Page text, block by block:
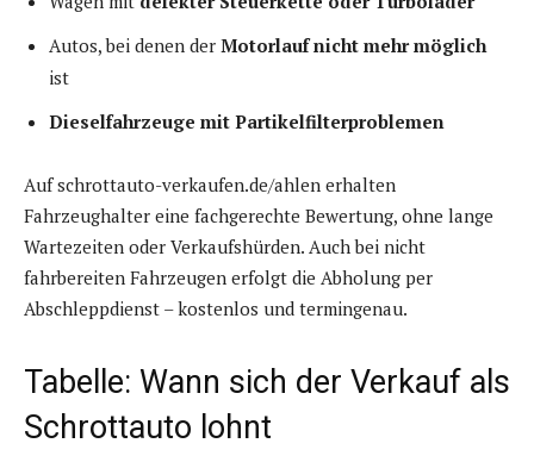
Autos, bei denen der Motorlauf nicht mehr möglich
ist
Dieselfahrzeuge mit Partikelfilterproblemen
Auf schrottauto-verkaufen.de/ahlen erhalten
Fahrzeughalter eine fachgerechte Bewertung, ohne lange
Wartezeiten oder Verkaufshürden. Auch bei nicht
fahrbereiten Fahrzeugen erfolgt die Abholung per
Abschleppdienst – kostenlos und termingenau.
Tabelle: Wann sich der Verkauf als
Schrottauto lohnt